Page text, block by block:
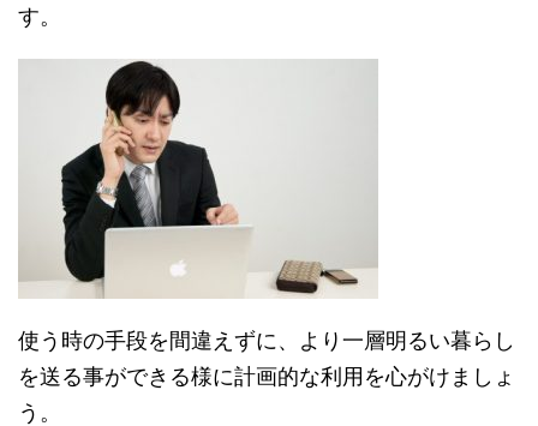
す。
使う時の手段を間違えずに、より一層明るい暮らし
を送る事ができる様に計画的な利用を心がけましょ
う。